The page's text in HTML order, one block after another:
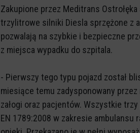
Zakupione przez Meditrans
trzylitrowe silniki Diesla sprzężone z
pozwalają na szybkie i bezpieczne
z miejsca wypadku do szpitala.
- Pierwszy tego typu pojazd został
miesiące temu zadysponowany
załogi oraz pacjentów. Wszystkie
EN 1789:2008 w zakresie